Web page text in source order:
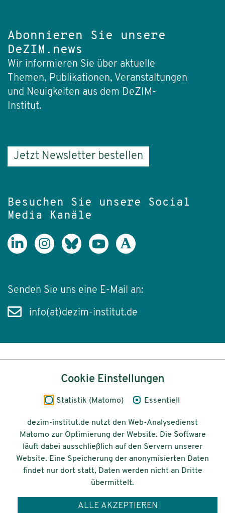
Abonnieren Sie unsere
DeZIM.news
Wir informieren Sie über aktuelle
Themen, Publikationen, Veranstaltungen
und Neuigkeiten aus dem DeZIM-
Institut.
Jetzt Newsletter bestellen
Besuchen Sie unsere Social
Media Kanäle
Senden Sie uns eine E-Mail an:
info(at)dezim-institut.de
Impressum
Datenschutz
Barrierefreiheit
© 2026 Deutsches Zentrum für
Integrations-
und Migrationsforschung DeZIM e.V.
Cookie Einstellungen
Statistik (Matomo) Essentiell
dezim-institut.de nutzt den Web-Analysedienst
Matomo zur Optimierung der Website. Die Software
läuft dabei ausschließlich auf den Servern unserer
Website. Eine Speicherung der anonymisierten Daten
findet nur dort statt, Daten werden nicht an Dritte
übermittelt.
ALLE AKZEPTIEREN